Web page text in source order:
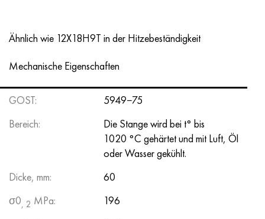
Ähnlich wie 12X18H9T in der Hitzebeständigkeit
Mechanische Eigenschaften
GOST:
5949−75
Bereich:
Die Stange wird bei t° bis
1020 °C gehärtet und mit Luft, Öl
oder Wasser gekühlt.
Dicke, mm:
60
σ0, 2 MPa:
196